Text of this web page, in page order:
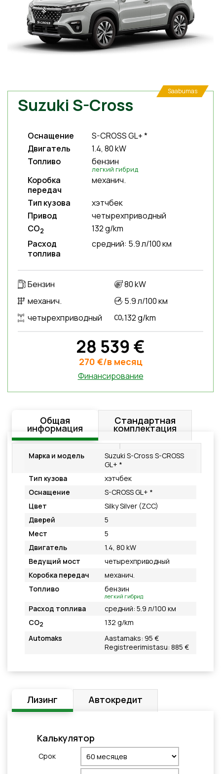
Suzuki S-Cross
Saabumas
Оснащение
S-CROSS GL+ *
Двигатель
1.4, 80 kW
Топливо
бензин
легкий гибрид
Коробка
передач
механич.
Тип кузова
хэтчбек
Привод
четырехприводный
CO2
132 g/km
Расход
топлива
средний: 5.9 л/100 км
Бензин
механич.
четырехприводный
80 kW
5.9 л/100 км
132 g/km
28 539 €
270 €/в месяц
Финансирование
Общая
информация
Стандартная
комплектация
Дополнительное
оснащение
Подробнее
Марка и модель
Suzuki S-Cross S-CROSS
GL+ *
Тип кузова
хэтчбек
Оснащение
S-CROSS GL+ *
Цвет
Silky Silver (ZCC)
Дверей
5
Мест
5
Двигатель
1.4, 80 kW
Ведущий мост
четырехприводный
Коробка передач
механич.
Топливо
бензин
легкий гибрид
Расход топлива
средний: 5.9 л/100 км
CO2
132 g/km
Automaks
Aastamaks: 95 €
Registreerimistasu: 885 €
Лизинг Автокредит
Калькулятор
Cрок